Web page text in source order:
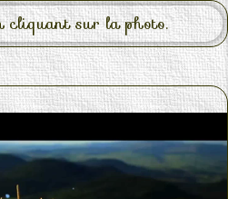
cliquant sur la photo.